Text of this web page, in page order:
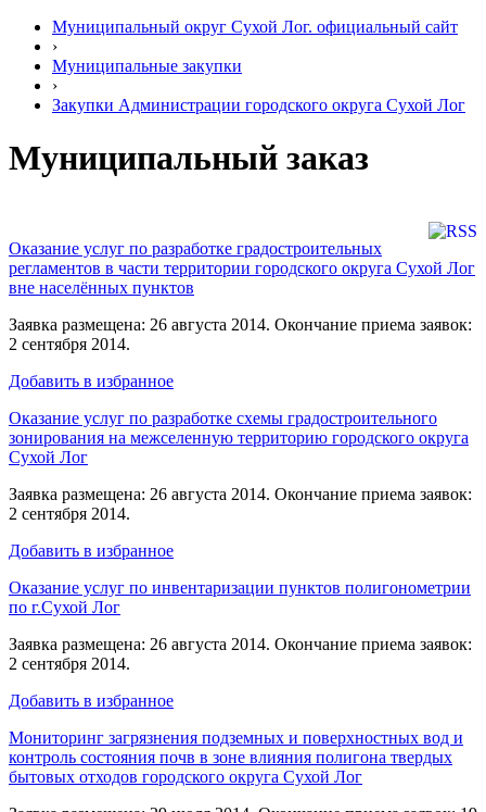
Муниципальный округ Сухой Лог. официальный сайт
›
Муниципальные закупки
›
Закупки Администрации городского округа Сухой Лог
Муниципальный заказ
Оказание услуг по разработке градостроительных
регламентов в части территории городского округа Сухой Лог
вне населённых пунктов
Заявка размещена: 26 августа 2014. Окончание приема заявок:
2 сентября 2014.
Добавить в избранное
Оказание услуг по разработке схемы градостроительного
зонирования на межселенную территорию городского округа
Сухой Лог
Заявка размещена: 26 августа 2014. Окончание приема заявок:
2 сентября 2014.
Добавить в избранное
Оказание услуг по инвентаризации пунктов полигонометрии
по г.Сухой Лог
Заявка размещена: 26 августа 2014. Окончание приема заявок:
2 сентября 2014.
Добавить в избранное
Мониторинг загрязнения подземных и поверхностных вод и
контроль состояния почв в зоне влияния полигона твердых
бытовых отходов городского округа Сухой Лог